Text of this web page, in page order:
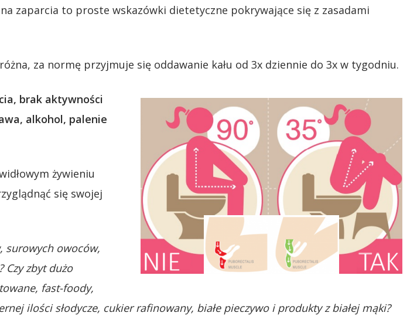
zaparcia to proste wskazówki dietetyczne pokrywające się z zasadami
za normę przyjmuje się oddawanie kału od 3x dziennie do 3x w tygodniu.
brak aktywności
alkohol, palenie
żywieniu
się swojej
surowych owoców,
Czy zbyt dużo
fast-foody,
ilości słodycze, cukier rafinowany, białe pieczywo i produkty z białej mąki?